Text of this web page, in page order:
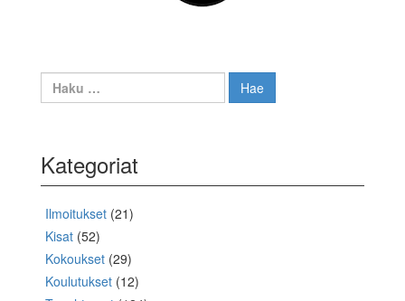
Haku:
Kategoriat
Ilmoitukset (21)
Kisat (52)
Kokoukset (29)
Koulutukset (12)